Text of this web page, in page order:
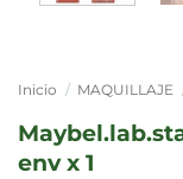
Inicio / MAQUILLAJE
maybel.lab.stay v.ink nudes golden 0407
env x 1